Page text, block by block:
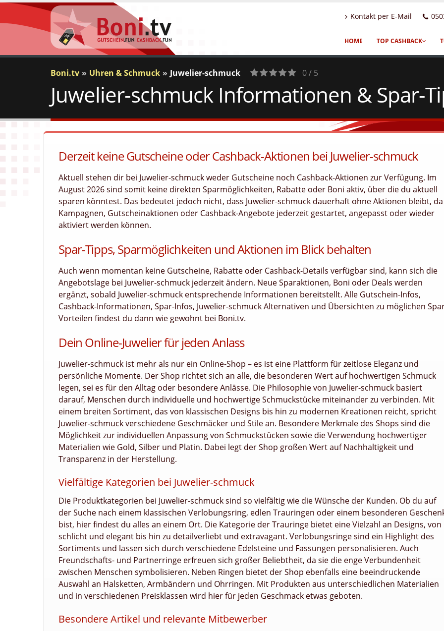
Kontakt per E-Mail
HOME TOP CASHBACK
Boni.tv Uhren & Schmuck Juwelier-schmuck 0 / 5
Juwelier-schmuck Informationen & Spar-
Derzeit keine Gutscheine oder Cashback-Aktionen bei Juwelier-schmuck
Aktuell stehen dir bei Juwelier-schmuck weder Gutscheine noch Cashback-Aktionen zur Verfügung. Im
August 2026 sind somit keine direkten Sparmöglichkeiten, Rabatte oder Boni aktiv, über die du aktuell
sparen könntest. Das bedeutet jedoch nicht, dass Juwelier-schmuck dauerhaft ohne Aktionen bleibt, da
Kampagnen, Gutscheinaktionen oder Cashback-Angebote jederzeit gestartet, angepasst oder wieder
aktiviert werden können.
Spar-Tipps, Sparmöglichkeiten und Aktionen im Blick behalten
Auch wenn momentan keine Gutscheine, Rabatte oder Cashback-Details verfügbar sind, kann sich die
Angebotslage bei Juwelier-schmuck jederzeit ändern. Neue Sparaktionen, Boni oder Deals werden
ergänzt, sobald Juwelier-schmuck entsprechende Informationen bereitstellt. Alle Gutschein-Infos,
Cashback-Informationen, Spar-Infos, Juwelier-schmuck Alternativen und Übersichten zu möglichen
Vorteilen findest du dann wie gewohnt bei Boni.tv.
Dein Online-Juwelier für jeden Anlass
Juwelier-schmuck ist mehr als nur ein Online-Shop – es ist eine Plattform für zeitlose Eleganz und
persönliche Momente. Der Shop richtet sich an alle, die besonderen Wert auf hochwertigen Schmuck
legen, sei es für den Alltag oder besondere Anlässe. Die Philosophie von Juwelier-schmuck basiert
darauf, Menschen durch individuelle und hochwertige Schmuckstücke miteinander zu verbinden. Mit
einem breiten Sortiment, das von klassischen Designs bis hin zu modernen Kreationen reicht, spricht
Juwelier-schmuck verschiedene Geschmäcker und Stile an. Besondere Merkmale des Shops sind die
Möglichkeit zur individuellen Anpassung von Schmuckstücken sowie die Verwendung hochwertiger
Materialien wie Gold, Silber und Platin. Dabei legt der Shop großen Wert auf Nachhaltigkeit und
Transparenz in der Herstellung.
Vielfältige Kategorien bei Juwelier-schmuck
Die Produktkategorien bei Juwelier-schmuck sind so vielfältig wie die Wünsche der Kunden. Ob du auf
der Suche nach einem klassischen Verlobungsring, edlen Trauringen oder einem besonderen
bist, hier findest du alles an einem Ort. Die Kategorie der Trauringe bietet eine Vielzahl an Designs, von
schlicht und elegant bis hin zu detailverliebt und extravagant. Verlobungsringe sind ein Highlight des
Sortiments und lassen sich durch verschiedene Edelsteine und Fassungen personalisieren. Auch
Freundschafts- und Partnerringe erfreuen sich großer Beliebtheit, da sie die enge Verbundenheit
zwischen Menschen symbolisieren. Neben Ringen bietet der Shop ebenfalls eine beeindruckende
Auswahl an Halsketten, Armbändern und Ohrringen. Mit Produkten aus unterschiedlichen Materialien
und in verschiedenen Preisklassen wird hier für jeden Geschmack etwas geboten.
Besondere Artikel und relevante Mitbewerber